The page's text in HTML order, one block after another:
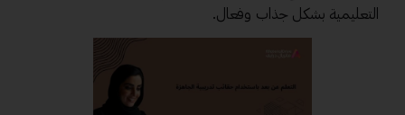
التعليمية بشكل جذاب وفعال.